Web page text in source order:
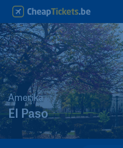
Amerika
El Paso